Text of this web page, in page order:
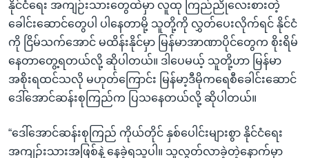
နိုင်ငံရေး အကျဉ်းသားတွေထဲမှာ လူထု ကြည်ညိုလေးစားတဲ့
ခေါင်းဆောင်တွေပါ ပါနေတာမို့ သူတို့ကို လွှတ်ပေးလိုက်ရင် နိုင်ငံ
ကို ငြိမ်သက်အောင် မထိန်းနိုင်မှာ မြန်မာအာဏာပိုင်တွေက စိုးရိမ်
နေတာတွေ့ရတယ်လို့ ဆိုပါတယ်။ ဒါပေမယ့် သူတို့ဟာ မြန်မာ
အစိုးရထင်သလို မဟုတ်ကြောင်း မြန်မာ့ဒီမိုကရေစီခေါင်းဆောင်
ဒေါ်အောင်ဆန်းစုကြည်က ပြသနေတယ်လို့ ဆိုပါတယ်။
“ဒေါ်အောင်ဆန်းစုကြည် ကိုယ်တိုင် နှစ်ပေါင်းများစွာ နိုင်ငံရေး
အကျဉ်းသားအဖြစ်နဲ့ နေခဲ့ရသူပါ။ သူလွတ်လာခဲ့တဲ့နောက်မှာ